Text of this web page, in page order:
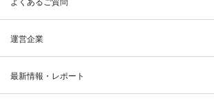
運営企業
最新情報・レポート